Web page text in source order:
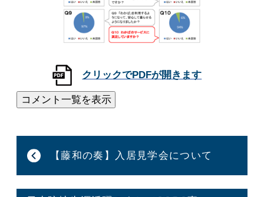
【藤和の奏】入居見学会について